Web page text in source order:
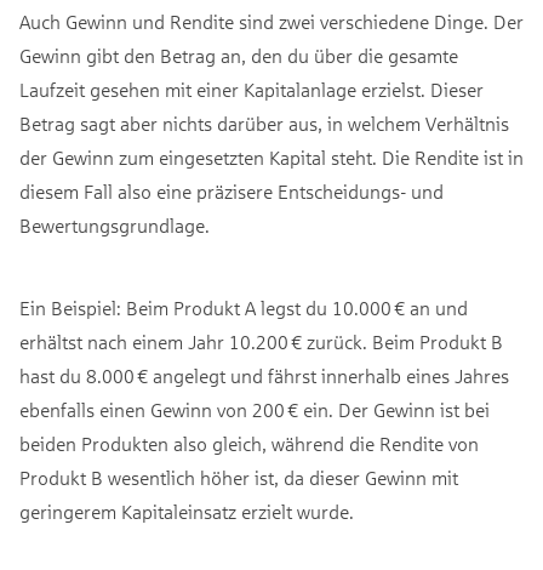
Auch Gewinn und Rendite sind zwei verschiedene Dinge. Der
Gewinn gibt den Betrag an, den du über die gesamte
Laufzeit gesehen mit einer Kapitalanlage erzielst. Dieser
Betrag sagt aber nichts darüber aus, in welchem Verhältnis
der Gewinn zum eingesetzten Kapital steht. Die Rendite ist in
diesem Fall also eine präzisere Entscheidungs- und
Bewertungsgrundlage.
Ein Beispiel: Beim Produkt A legst du 10.000 € an und
erhältst nach einem Jahr 10.200 € zurück. Beim Produkt B
hast du 8.000 € angelegt und fährst innerhalb eines Jahres
ebenfalls einen Gewinn von 200 € ein. Der Gewinn ist bei
beiden Produkten also gleich, während die Rendite von
Produkt B wesentlich höher ist, da dieser Gewinn mit
geringerem Kapitaleinsatz erzielt wurde.